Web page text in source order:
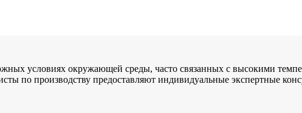
условиях окружающей среды, часто связанных с высокими
по производству предоставляют индивидуальные экспертные